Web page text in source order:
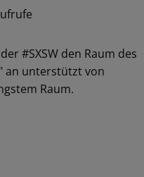
#SXSW den Raum des
an unterstützt von
Raum.